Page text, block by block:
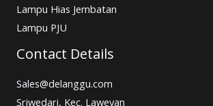
Lampu Hias Jembatan
Lampu PJU
Contact Details
Sales@delanggu.com
Sriwedari, Kec. Laweyan